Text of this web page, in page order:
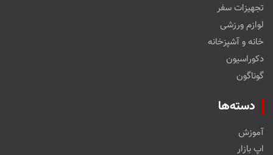
تجهیزات سفر
لوازم ورزشی
خانه و آشپزخانه
دکوراسیون
گوناگون
دسته‌ها
آموزش
اپ بازار